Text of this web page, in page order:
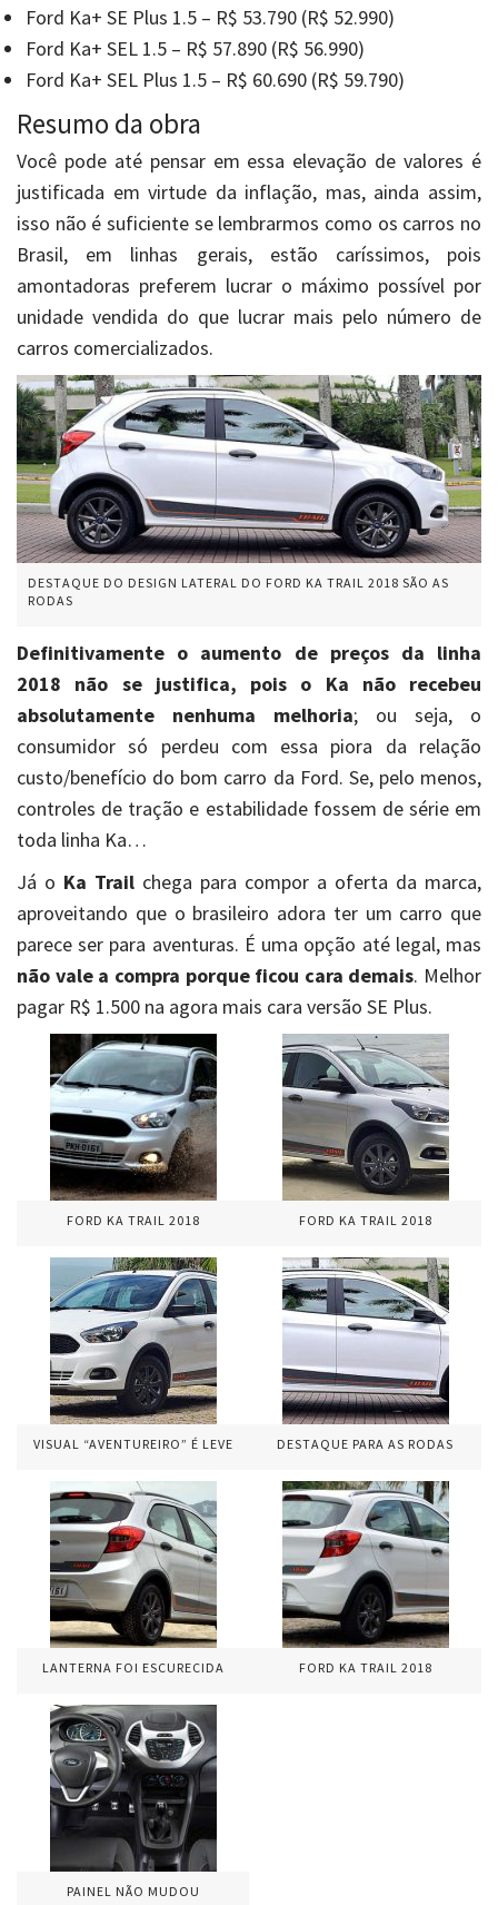
Ford Ka+ SE Plus 1.5 – R$ 53.790 (R$ 52.990)
Ford Ka+ SEL 1.5 – R$ 57.890 (R$ 56.990)
Ford Ka+ SEL Plus 1.5 – R$ 60.690 (R$ 59.790)
Resumo da obra
Você pode até pensar em essa elevação de valores é
justificada em virtude da inflação, mas, ainda assim,
isso não é suficiente se lembrarmos como os carros no
Brasil, em linhas gerais, estão caríssimos, pois
amontadoras preferem lucrar o máximo possível por
unidade vendida do que lucrar mais pelo número de
carros comercializados.
DESTAQUE DO DESIGN LATERAL DO FORD KA TRAIL 2018 SÃO AS
RODAS
Definitivamente o aumento de preços da linha
2018 não se justifica, pois o Ka não recebeu
absolutamente nenhuma melhoria; ou seja, o
consumidor só perdeu com essa piora da relação
custo/benefício do bom carro da Ford. Se, pelo menos,
controles de tração e estabilidade fossem de série em
toda linha Ka…
Já o Ka Trail chega para compor a oferta da marca,
aproveitando que o brasileiro adora ter um carro que
parece ser para aventuras. É uma opção até legal, mas
não vale a compra porque ficou cara demais. Melhor
pagar R$ 1.500 na agora mais cara versão SE Plus.
FORD KA TRAIL 2018 FORD KA TRAIL 2018
VISUAL “AVENTUREIRO” É LEVE DESTAQUE PARA AS RODAS
LANTERNA FOI ESCURECIDA FORD KA TRAIL 2018
PAINEL NÃO MUDOU